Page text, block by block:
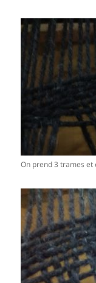
On prend 3 trames et